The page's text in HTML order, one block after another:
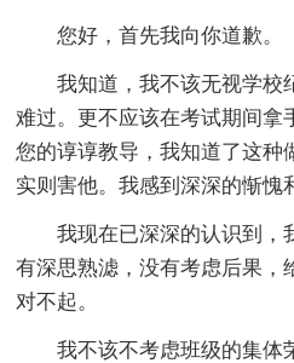
您好，首先我向你道歉。
我知道，我不该无视学校
难过。更不应该在考试期间拿
您的谆谆教导，我知道了这种
实则害他。我感到深深的惭愧
我现在已深深的认识到，
有深思熟滤，没有考虑后果，
对不起。
我不该不考虑班级的集体